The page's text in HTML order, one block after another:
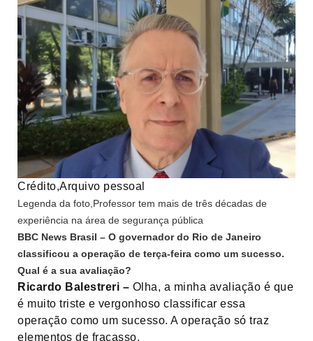
Crédito,Arquivo pessoal
Legenda da foto, Professor tem mais de três décadas de
experiência na área de segurança pública
BBC News Brasil – O governador do Rio de Janeiro
classificou a operação de terça-feira como um sucesso.
Qual é a sua avaliação?
Ricardo Balestreri – Olha, a minha avaliação é que
é muito triste e vergonhoso classificar essa
operação como um sucesso. A operação só traz
elementos de fracasso.